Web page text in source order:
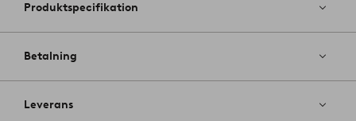
Produktspecifikation
Betalning
Leverans